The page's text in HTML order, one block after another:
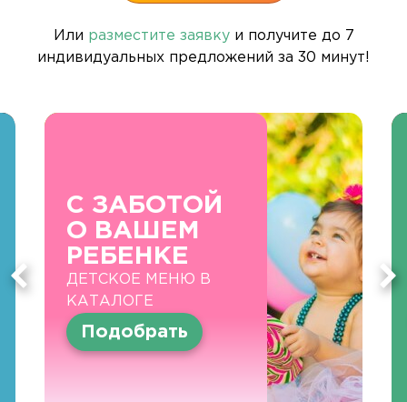
Или разместите заявкуи получите до 7
индивидуальных предложений за 30 минут!
С ЗАБОТОЙ
О ВАШЕМ
РЕБЕНКЕ
ДЕТСКОЕ МЕНЮ В
КАТАЛОГЕ
Подобрать